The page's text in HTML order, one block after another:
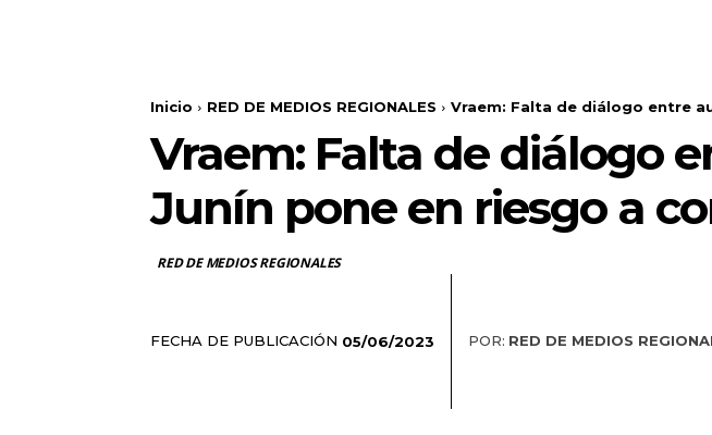
Inicio RED DE MEDIOS REGIONALES Vraem: Falta de diálogo entre
Vraem: Falta de diálogo
Junín pone en riesgo a
RED DE MEDIOS REGIONALES
FECHA DE PUBLICACIÓN 05/06/2023 POR: RED DE MEDIOS